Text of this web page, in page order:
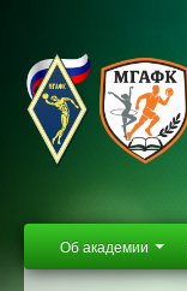
Об академии